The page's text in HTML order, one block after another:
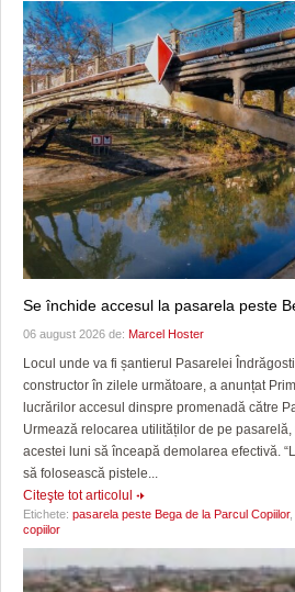
Se închide accesul la pasarela peste
06 august 2026 de: Marcel Hoster
Locul unde va fi șantierul Pasarelei
constructor în zilele următoare, a anunțat
lucrărilor accesul dinspre promenadă către
Urmează relocarea utilităților de pe
acestei luni să înceapă demolarea efectivă.
să folosească pistele...
Citeşte tot articolul
Etichete: pasarela peste Bega de la Parcul Copiilor,
copiilor